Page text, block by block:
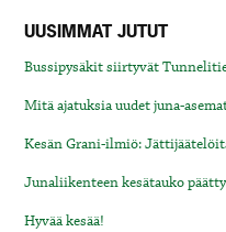
UUSIMMAT JUTUT
Bussipysäkit siirtyvät
Mitä ajatuksia uudet juna-
Kesän Grani-ilmiö:
Junaliikenteen kesätauko
Hyvää kesää!